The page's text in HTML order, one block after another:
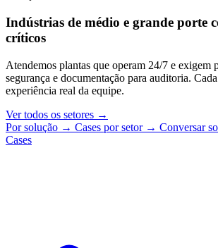
Indústrias de médio e grande porte
críticos
Atendemos plantas que operam 24/7 e exigem
segurança e documentação para auditoria.
experiência real da equipe.
Ver todos os setores →
Por solução → Cases por setor → Conversar
Cases